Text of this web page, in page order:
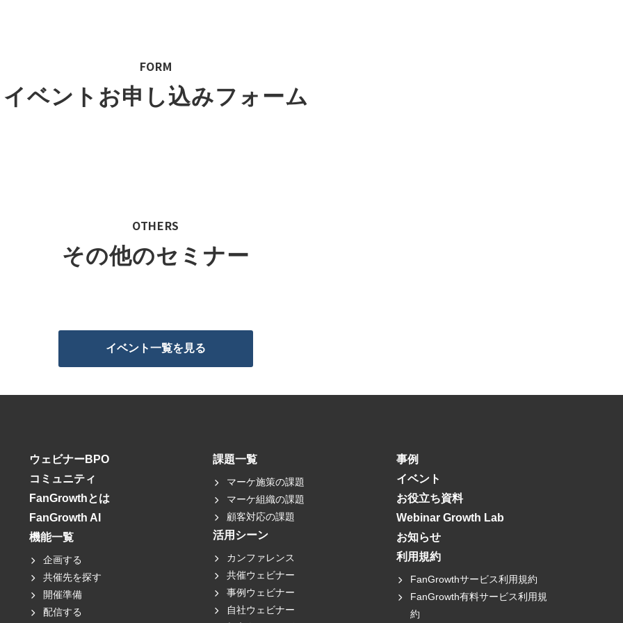
FORM
イベントお申し込みフォーム
OTHERS
その他のセミナー
イベント一覧を見る
ウェビナーBPO
コミュニティ
FanGrowthとは
FanGrowth AI
機能一覧
企画する
共催先を探す
開催準備
配信する
課題一覧
マーケ施策の課題
マーケ組織の課題
顧客対応の課題
活用シーン
カンファレンス
共催ウェビナー
事例ウェビナー
自社ウェビナー
事例
イベント
お役立ち資料
Webinar Growth Lab
お知らせ
利用規約
FanGrowthサービス利用規約
FanGrowth有料サービス利用規
約